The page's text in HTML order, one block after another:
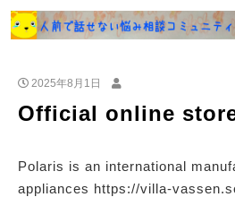
2025年8月1日
Official online
Polaris is an international
appliances https://villa-